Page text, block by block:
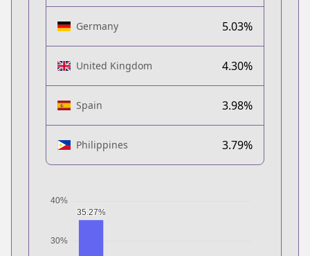
Germany 5.03%
United Kingdom 4.30%
Spain 3.98%
Philippines 3.79%